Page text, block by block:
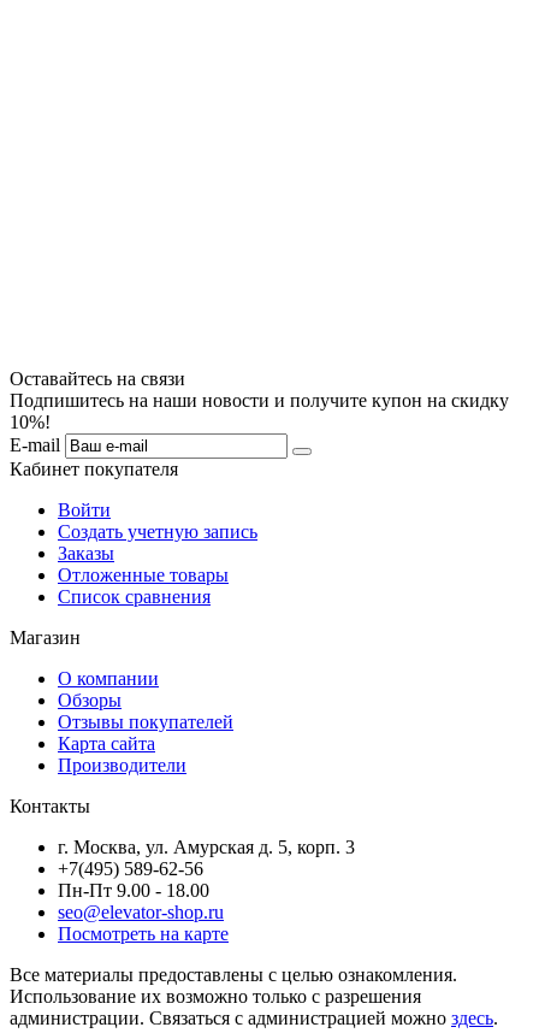
Оставайтесь на связи
Подпишитесь на наши новости и получите купон на скидку
10%!
E-mail
Кабинет покупателя
Войти
Создать учетную запись
Заказы
Отложенные товары
Список сравнения
Магазин
О компании
Обзоры
Отзывы покупателей
Карта сайта
Производители
Контакты
г. Москва, ул. Амурская д. 5, корп. 3
+7(495) 589-62-56
Пн-Пт 9.00 - 18.00
seo@elevator-shop.ru
Посмотреть на карте
Все материалы предоставлены с целью ознакомления.
Использование их возможно только с разрешения
администрации. Связаться с администрацией можно здесь.